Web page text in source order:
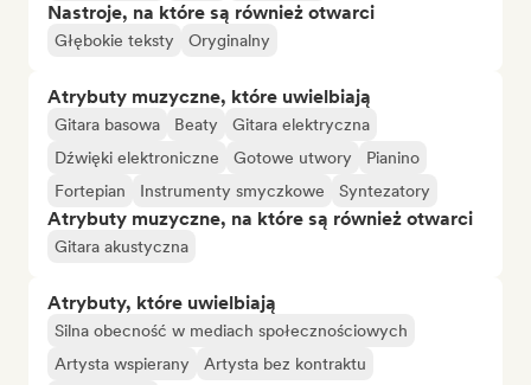
Nastroje, na które są również otwarci
Głębokie teksty Oryginalny
Atrybuty muzyczne, które uwielbiają
Gitara basowa Beaty
Gitara elektryczna
Dźwięki elektroniczne
Gotowe utwory
Pianino
Fortepian
Instrumenty smyczkowe Syntezatory
Atrybuty muzyczne, na które są również otwarci
Gitara akustyczna
Atrybuty, które uwielbiają
Silna obecność w mediach społecznościowych
Artysta wspierany
Artysta bez kontraktu